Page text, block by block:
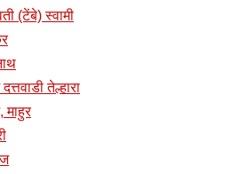
(टेंबे) स्वामी
तेल्हारा
माहुर